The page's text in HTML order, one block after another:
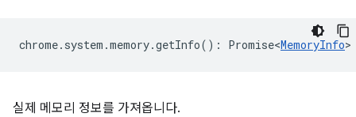
chrome. system .memory.getInfo() : Promise<MemoryInfo>
실제 메모리 정보를 가져옵니다.